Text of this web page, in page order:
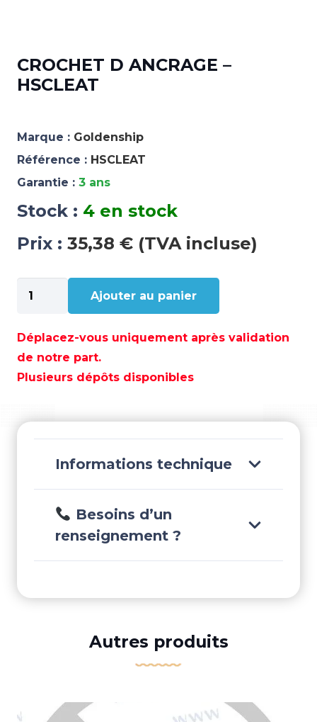
CROCHET D ANCRAGE –
HSCLEAT
Marque : Goldenship
Référence : HSCLEAT
Garantie : 3 ans
Stock : 4 en stock
Prix : 35,38 € (TVA incluse)
de
D
ANCRAGE
-
Ajouter au panier
Déplacez-vous uniquement après validation
de notre part.
Plusieurs dépôts disponibles
Informations technique
Besoins d’un
renseignement ?
Autres produits